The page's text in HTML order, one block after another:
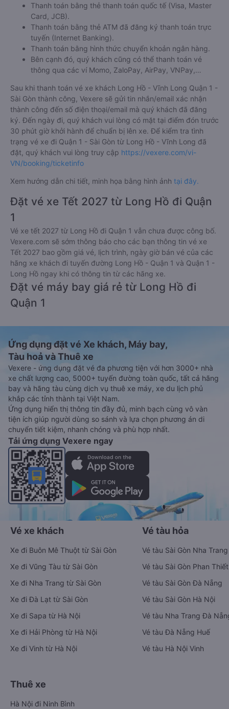
Thanh toán bằng thẻ thanh toán quốc tế (Visa, Master
Card, JCB).
Thanh toán bằng thẻ ATM đã đăng ký thanh toán trực
tuyến (Internet Banking).
Thanh toán bằng hình thức chuyển khoản ngân hàng.
Bên cạnh đó, quý khách cũng có thể thanh toán vé
thông qua các ví Momo, ZaloPay, AirPay, VNPay,…
Sau khi thanh toán vé xe khách Long Hồ - Vĩnh Long Quận 1 -
Sài Gòn thành công, Vexere sẽ gửi tin nhắn/email xác nhận
thành công đến số điện thoại/email mà quý khách đã đăng
ký. Đến ngày đi, quý khách vui lòng có mặt tại điểm đón trước
30 phút giờ khởi hành để chuẩn bị lên xe. Để kiểm tra tình
trạng vé xe đi Quận 1 - Sài Gòn từ Long Hồ - Vĩnh Long đã
đặt, quý khách vui lòng truy cập https://vexere.com/vi-
VN/booking/ticketinfo
Xem hướng dẫn chi tiết, minh họa bằng hình ảnh tại đây.
Đặt vé xe Tết 2027 từ Long Hồ đi Quận
1
Vé xe tết 2027 từ Long Hồ đi Quận 1 vẫn chưa được công bố.
Vexere.com sẽ sớm thông báo cho các bạn thông tin vé xe
Tết 2027 bao gồm giá vé, lịch trình, ngày giờ bán vé của các
hãng xe khách đi tuyến đường Long Hồ - Quận 1 và Quận 1 -
Long Hồ ngay khi có thông tin từ các hãng xe.
Đặt vé máy bay giá rẻ từ Long Hồ đi
Quận 1
Ứng dụng đặt vé Xe khách, Máy bay,
Tàu hoả và Thuê xe
Vexere - ứng dụng đặt vé đa phương tiện với hơn 3000+ nhà
xe chất lượng cao, 5000+ tuyến đường toàn quốc, tất cả hãng
bay và hãng tàu cùng dịch vụ thuê xe máy, xe du lịch phủ
khắp các tỉnh thành tại Việt Nam.
Ứng dụng hiển thị thông tin đầy đủ, minh bạch cùng vô vàn
tiện ích giúp người dùng so sánh và lựa chọn phương án di
chuyển tiết kiệm, nhanh chóng và phù hợp nhất.
Tải ứng dụng Vexere ngay
Vé xe khách
Xe đi Buôn Mê Thuột từ Sài Gòn
Xe đi Vũng Tàu từ Sài Gòn
Xe đi Nha Trang từ Sài Gòn
Xe đi Đà Lạt từ Sài Gòn
Xe đi Sapa từ Hà Nội
Xe đi Hải Phòng từ Hà Nội
Xe đi Vinh từ Hà Nội
Vé tàu hỏa
Vé tàu Sài Gòn Nha Trang
Vé tàu Sài Gòn Phan Thiết
Vé tàu Sài Gòn Đà Nẵng
Vé tàu Sài Gòn Hà Nội
Vé tàu Nha Trang Đà
Vé tàu Đà Nẵng Huế
Vé tàu Hà Nội Vinh
Thuê xe
Hà Nội đi Ninh Bình